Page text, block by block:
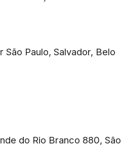
Paulo, Salvador, Belo
do Rio Branco 880, São